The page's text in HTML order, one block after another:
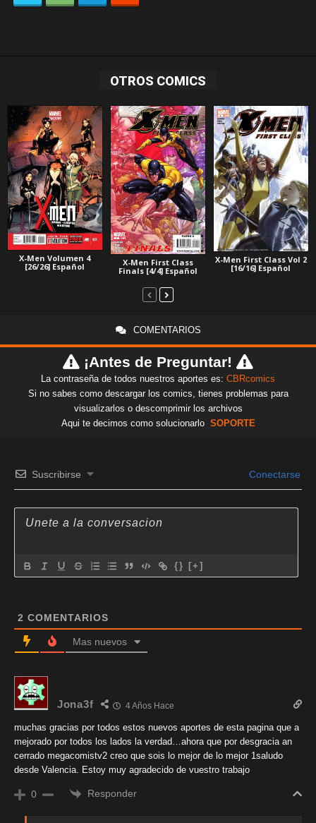
OTROS COMICS
X-Men Volumen 4
[26/26] Español
X-Men First Class
Finals [4/4] Español
X-Men First Class Vol 2
[16/16] Español
COMENTARIOS
¡Antes de Preguntar!
La contraseña de todos nuestros aportes es: CBRcomics
Si no sabes como descargar los comics, tienes problemas para
visualizarlos o descomprimir los archivos
Aqui te decimos como solucionarlo SOPORTE
Suscribirse Conectarse
{} [+]
2 COMENTARIOS
Mas nuevos
Jona3f 4 Años Hace
muchas gracias por todos estos nuevos aportes de esta pagina que a
mejorado por todos los lados la verdad…ahora que por desgracia an
cerrado megacomistv2 creo que sois lo mejor de lo mejor 1saludo
desde Valencia. Estoy muy agradecido de vuestro trabajo
0 Responder